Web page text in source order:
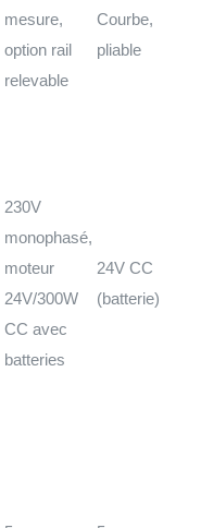
mesure,
option rail
relevable
Courbe,
pliable
230V
monophasé,
moteur
24V/300W
CC avec
batteries
24V CC
(batterie)